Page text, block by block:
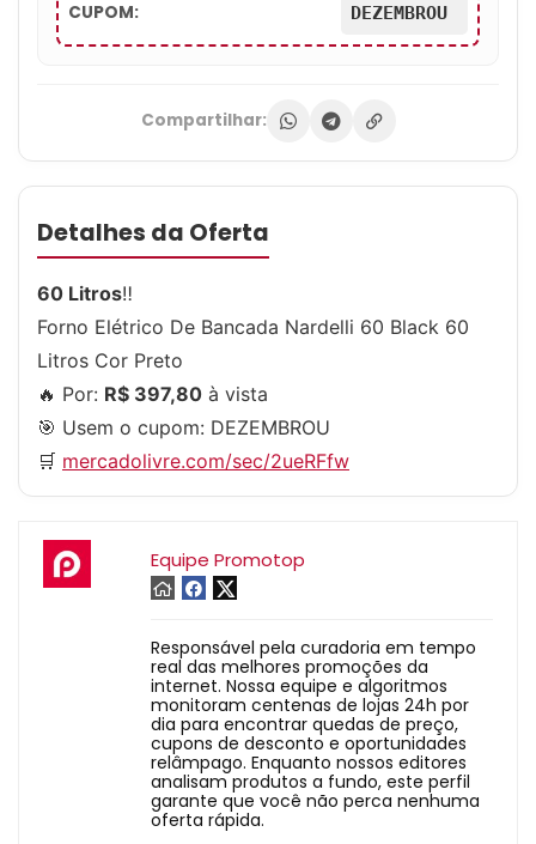
CUPOM: DEZEMBROU
Compartilhar:
Detalhes da Oferta
60 Litros‼
Forno Elétrico De Bancada Nardelli 60 Black 60
Litros Cor Preto
🔥 Por: R$ 397,80 à vista
🎯 Usem o cupom: DEZEMBROU
🛒 mercadolivre.com/sec/2ueRFfw
Equipe Promotop
Responsável pela curadoria em tempo
real das melhores promoções da
internet. Nossa equipe e algoritmos
monitoram centenas de lojas 24h por
dia para encontrar quedas de preço,
cupons de desconto e oportunidades
relâmpago. Enquanto nossos editores
analisam produtos a fundo, este perfil
garante que você não perca nenhuma
oferta rápida.